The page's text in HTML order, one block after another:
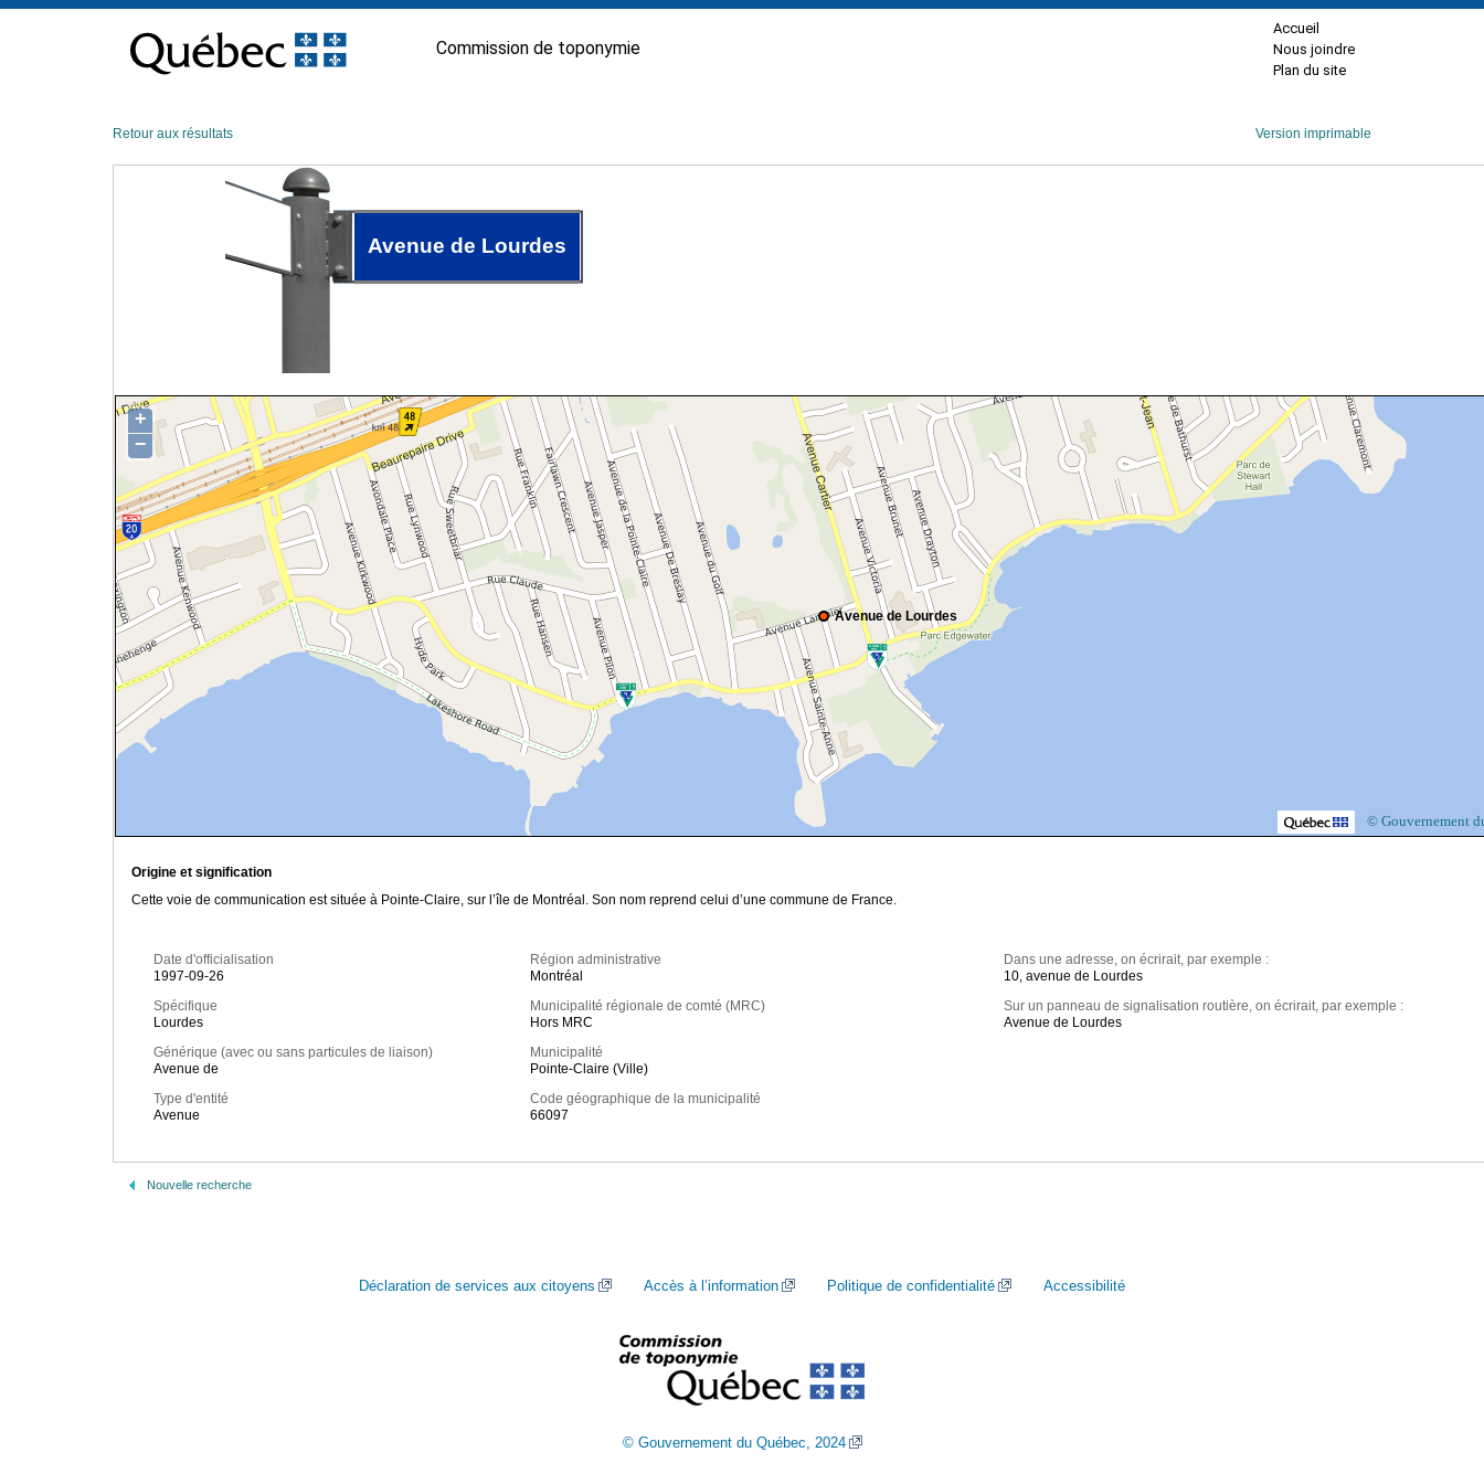
contenu
Commission de toponymie
Accueil
Nous joindre
Plan du site
Retour aux résultats Version imprimable
Avenue de Lourdes
Avenue de Lourdes
+
−
© Gouvernement
Origine et signification
Cette voie de communication est située à Pointe-Claire, sur l’île de Montréal. Son nom reprend celui d’une commune de France.
Date d'officialisation
1997-09-26
Spécifique
Lourdes
Générique (avec ou sans particules de liaison)
Avenue de
Type d'entité
Avenue
Région administrative
Montréal
Municipalité régionale de comté (MRC)
Hors MRC
Municipalité
Pointe-Claire (Ville)
Code géographique de la municipalité
66097
Dans une adresse, on écrirait, par exemple :
10, avenue de Lourdes
Sur un panneau de signalisation routière, on écrirait, par exemple :
Avenue de Lourdes
Nouvelle recherche
Déclaration de services aux citoyens Accès à l’information Politique de confidentialité Accessibilité
© Gouvernement du Québec, 2024